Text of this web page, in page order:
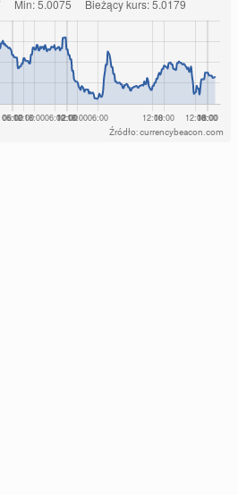
Źródło: currencybeacon.com